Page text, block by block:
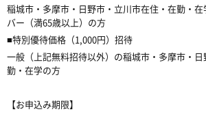
稲城市・多摩市・日野市・立川市在住・在勤・
バー（満65歳以上）の方
■特別優待価格（1,000円）招待
一般（上記無料招待以外）の稲城市・多摩市・
勤・在学の方
【お申込み期限】